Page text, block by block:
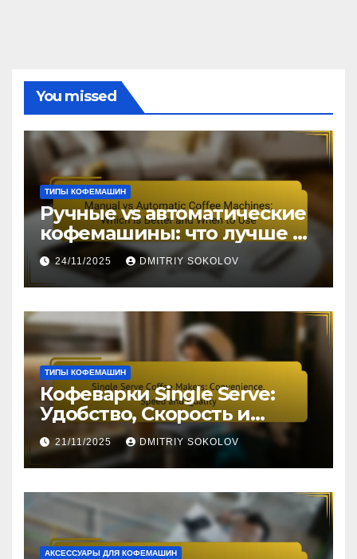
You missed
ТИПЫ КОФЕМАШИН
Ручные vs автоматические
кофемашины: что лучше и
когда использовать
24/11/2025 DMITRIY SOKOLOV
ТИПЫ КОФЕМАШИН
Кофеварки Single Serve:
Удобство, Скорость и
Качество
21/11/2025 DMITRIY SOKOLOV
АКСЕССУАРЫ ДЛЯ КОФЕМАШИН